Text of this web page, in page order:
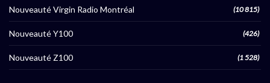
Nouveauté Virgin Radio Montréal (10 815)
Nouveauté Y100 (426)
Nouveauté Z100 (1 528)